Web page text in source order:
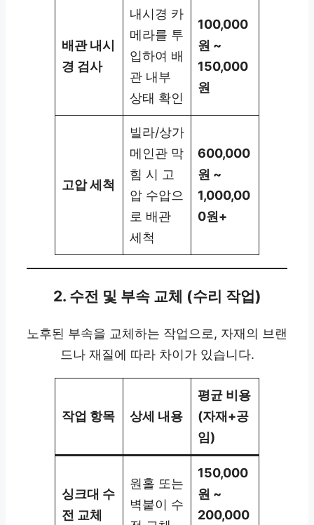
배관 내시
경 검사
내시경 카
메라를 투
입하여 배
관 내부
상태 확인
100,000
원 ~
150,000
원
고압 세척
빌라/상가
메인관 막
힘 시 고
압 수압으
로 배관
세척
600,000
원 ~
1,000,00
0원+
2. 수전 및 부속 교체 (수리 작업)
노후된 부속을 교체하는 작업으로, 자재의 브랜
드나 재질에 따라 차이가 있습니다.
작업 항목 상세 내용
평균 비용
(자재+공
임)
싱크대 수
전 교체
원홀 또는
벽붙이 수
150,000
원 ~
200,000